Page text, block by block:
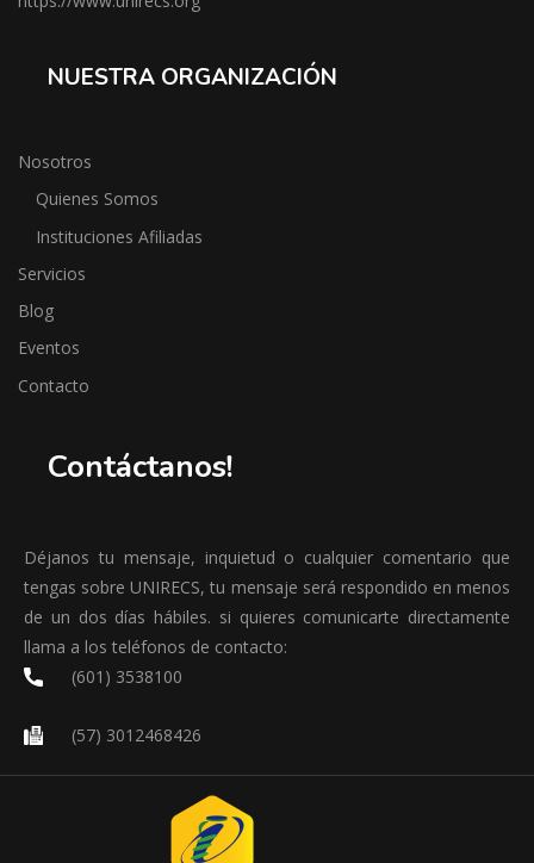
NUESTRA ORGANIZACIÓN
Nosotros
Quienes Somos
Instituciones Afiliadas
Servicios
Blog
Eventos
Contacto
Contáctanos!
Déjanos tu mensaje, inquietud o cualquier comentario que
tengas sobre UNIRECS, tu mensaje será respondido en menos
de un dos días hábiles. si quieres comunicarte directamente
llama a los teléfonos de contacto:
(601) 3538100
(57) 3012468426